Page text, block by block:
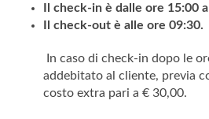
Il check-in è dalle ore 15:00
Il check-out è alle ore 09:30.
In caso di check-in dopo le
addebitato al cliente, previa
costo extra pari a € 30,00.